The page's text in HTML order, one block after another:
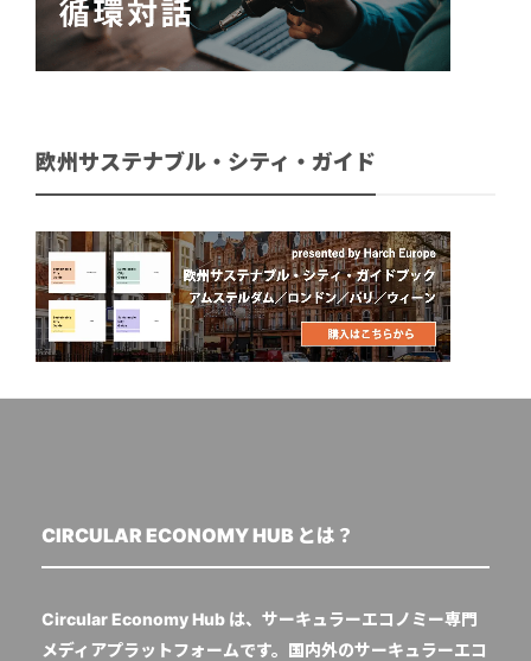
欧州サステナブル・シティ・ガイド
CIRCULAR ECONOMY HUB とは？
Circular Economy Hub は、サーキュラーエコノミー専門
メディアプラットフォームです。国内外のサーキュラーエコ